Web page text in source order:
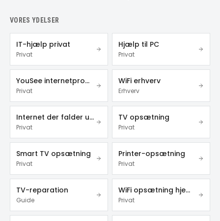
VORES YDELSER
IT-hjælp privat
Privat
Hjælp til PC
Privat
YouSee internetproblemer
Privat
WiFi erhverv
Erhverv
Internet der falder ud
Privat
TV opsætning
Privat
Smart TV opsætning
Privat
Printer-opsætning
Privat
TV-reparation
Guide
WiFi opsætning hjemme
Privat